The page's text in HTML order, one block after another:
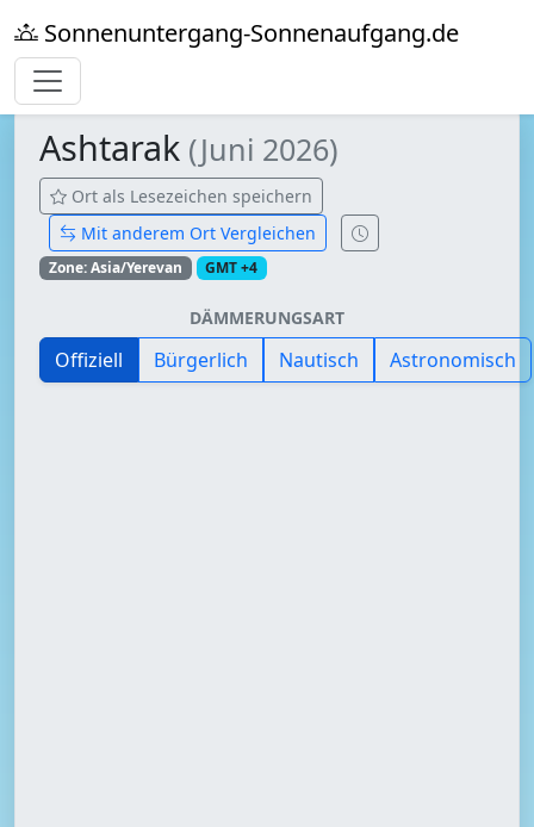
Sonnenuntergang-Sonnenaufgang.de
Ashtarak (Juni 2026)
Ort als Lesezeichen speichern
Mit anderem Ort Vergleichen
Zone: Asia/Yerevan GMT +4
DÄMMERUNGSART
Offiziell Bürgerlich Nautisch Astronomisch